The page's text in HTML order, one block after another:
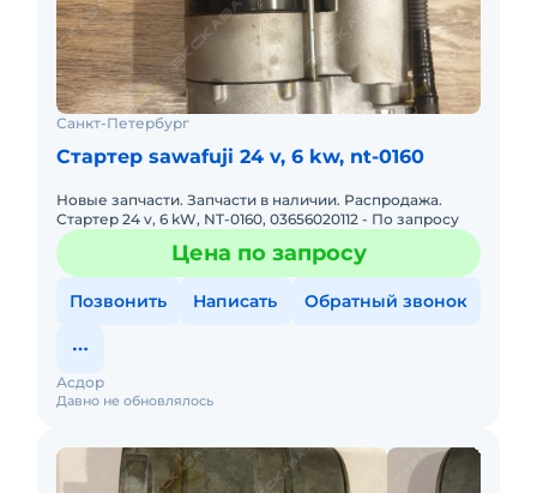
Санкт-Петербург
Стартер sawafuji 24 v, 6 kw, nt-0160
Новые запчасти. Запчасти в наличии. Распродажа.
Стартер 24 v, 6 kW, NT-0160, 03656020112 - По запросу
Цена по запросу
Позвонить Написать Обратный звонок
Давно не обновлялось
Асдор